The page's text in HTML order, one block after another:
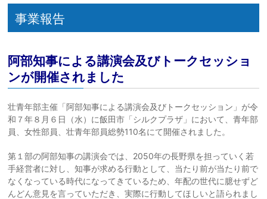
事業報告
阿部知事による講演会及びトークセッショ
ンが開催されました
壮青年部主催「阿部知事による講演会及びトークセッション」が令
和７年８月６日（水）に飯田市「シルクプラザ」において、青年部
員、女性部員、壮青年部員総勢110名にて開催されました。
第１部の阿部知事の講演会では、2050年の長野県を担っていく若
手経営者に対し、知事が求める行動として、当たり前が当たり前で
なくなっている時代になってきているため、年配の世代に臆せずど
んどん意見を言っていただき、実際に行動してほしいと語られまし